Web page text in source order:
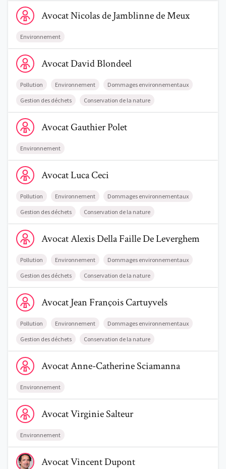
Voir le profil de AvocatNicolas de Jamblinne de Meux
AvocatNicolasde Jamblinne de Meux
Environnement
Voir le profil de AvocatDavid Blondeel
AvocatDavidBlondeel
Pollution Environnement Dommages environnementaux
Gestion des déchets Conservation de la nature
Voir le profil de AvocatGauthier Polet
AvocatGauthierPolet
Environnement
Voir le profil de AvocatLuca Ceci
AvocatLucaCeci
Pollution Environnement Dommages environnementaux
Gestion des déchets Conservation de la nature
Voir le profil de AvocatAlexis Della Faille De Leverghem
AvocatAlexisDella Faille De Leverghem
Pollution Environnement Dommages environnementaux
Gestion des déchets Conservation de la nature
Voir le profil de AvocatJean François Cartuyvels
AvocatJean FrançoisCartuyvels
Pollution Environnement Dommages environnementaux
Gestion des déchets Conservation de la nature
Voir le profil de AvocatAnne-Catherine Sciamanna
AvocatAnne-CatherineSciamanna
Environnement
Voir le profil de AvocatVirginie Salteur
AvocatVirginieSalteur
Environnement
Voir le profil de AvocatVincent Dupont
AvocatVincentDupont